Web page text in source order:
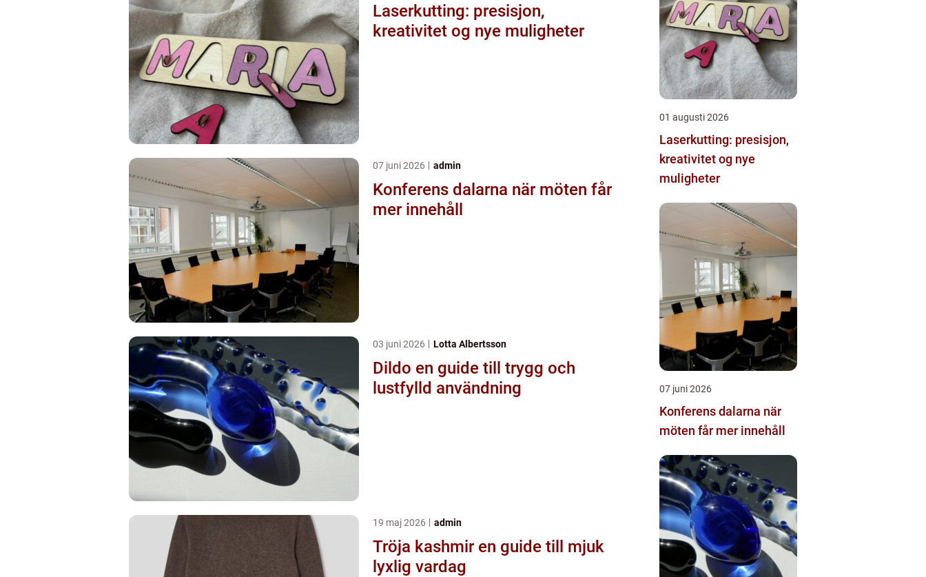
Laserkutting: presisjon,
kreativitet og nye muligheter
07 juni 2026 admin
Konferens dalarna när möten får
mer innehåll
03 juni 2026 Lotta Albertsson
Dildo en guide till trygg och
lustfylld användning
19 maj 2026 admin
Tröja kashmir en guide till mjuk
lyxlig vardag
01 augusti 2026
Laserkutting: presisjon,
kreativitet og nye
muligheter
07 juni 2026
Konferens dalarna när
möten får mer innehåll